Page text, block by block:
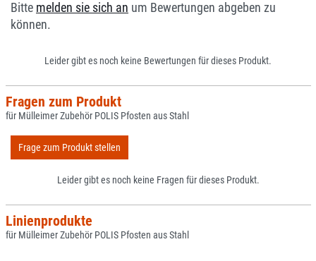
Bitte melden sie sich an um Bewertungen abgeben zu
können.
Leider gibt es noch keine Bewertungen für dieses Produkt.
Fragen zum Produkt
für Mülleimer Zubehör POLIS Pfosten aus Stahl
Frage zum Produkt stellen
Leider gibt es noch keine Fragen für dieses Produkt.
Linienprodukte
für Mülleimer Zubehör POLIS Pfosten aus Stahl